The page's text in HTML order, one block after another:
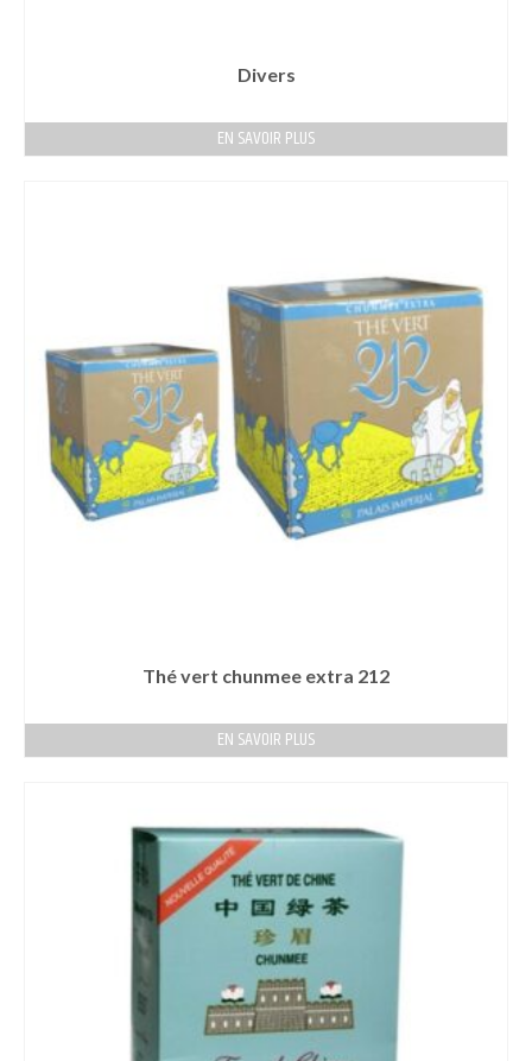
Divers
EN SAVOIR PLUS
Thé vert chunmee extra 212
EN SAVOIR PLUS